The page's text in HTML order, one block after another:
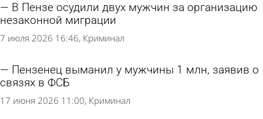
В Пензе осудили двух мужчин за организацию
незаконной миграции
7 июля 2026 16:46 Криминал
Пензенец выманил у мужчины 1 млн, заявив о
связях в ФСБ
17 июня 2026 11:00 Криминал